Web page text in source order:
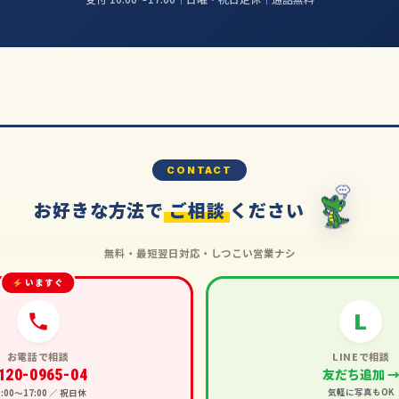
CONTACT
お好きな方法で ご相談 ください
無料・最短翌日対応・しつこい営業ナシ
いますぐ
お電話で相談
0965-04
〜17:00 ／ 祝日休
L
LINEで相談
友だち追加 →
気軽に写真もOK